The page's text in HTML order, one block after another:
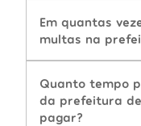
Em quantas
multas na
Quanto tempo
da prefeitura
pagar?